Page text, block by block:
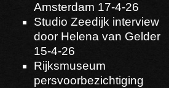
Amsterdam 17-4-26
Studio Zeedijk interview
door Helena van Gelder
15-4-26
Rijksmuseum
persvoorbezichtiging